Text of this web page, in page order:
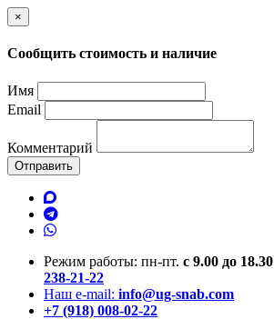
×
Сообщить стоимость и наличие
Имя
Email
Комментарий
Отправить
Режим работы: пн-пт. с 9.00 до 18.30
238-21-22
Наш e-mail: info@ug-snab.com
+7 (918) 008-02-22